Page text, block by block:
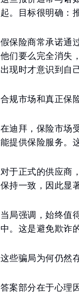
起。目标很明确：
假保险商常承诺通
他们要么完全消失
出现时才意识到自
合规市场和真正保
在迪拜，保险市场
能提供保险服务。
对于正式的供应商
保持一致，因此显
当局强调，始终值
中。这是避免欺诈
这些骗局为何仍然
答案部分在于心理